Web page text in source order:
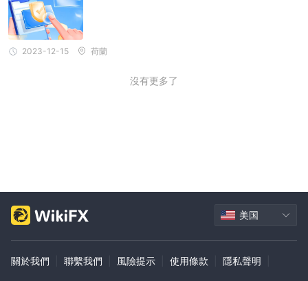
2023-12-15 荷蘭
沒有更多了
美国
關於我們 聯繫我們 風險提示 使用條款 隱私聲明